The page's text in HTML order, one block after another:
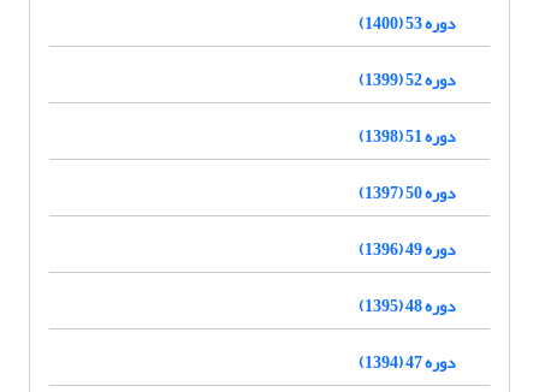
دوره 53 (1400)
دوره 52 (1399)
دوره 51 (1398)
دوره 50 (1397)
دوره 49 (1396)
دوره 48 (1395)
دوره 47 (1394)